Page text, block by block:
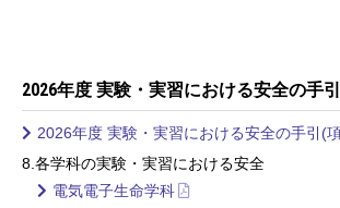
2026年度 実験・実習における安全の手引
2026年度 実験・実習における安全の手引(
8.各学科の実験・実習における安全
電気電子生命学科